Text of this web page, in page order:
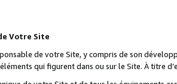
Votre Site
de votre Site, y compris de son
qui figurent dans ou sur le Site. À titre